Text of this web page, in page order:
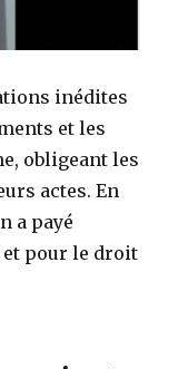
inédites
et les
obligeant les
actes. En
a payé
pour le droit